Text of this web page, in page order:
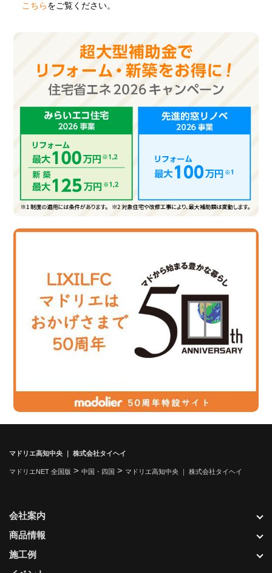
こちら をご覧ください。
マドリエ高知中央 ｜ 株式会社タイヘイ
マドリエNET 全国版 > 中国・四国 > マドリエ高知中央 ｜ 株式会社タイヘイ
会社案内
商品情報
施工例